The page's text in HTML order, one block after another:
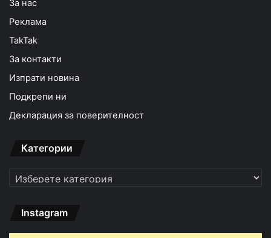
За нас
Реклама
TakTak
За контакти
Изпрати новина
Подкрепи ни
Декларация за поверителност
Категории
Категории
Instagram